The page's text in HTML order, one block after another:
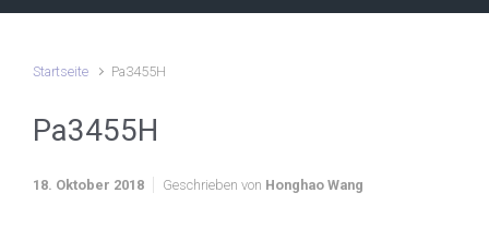
Startseite Pa3455H
Pa3455H
18. Oktober 2018 Geschrieben von Honghao Wang